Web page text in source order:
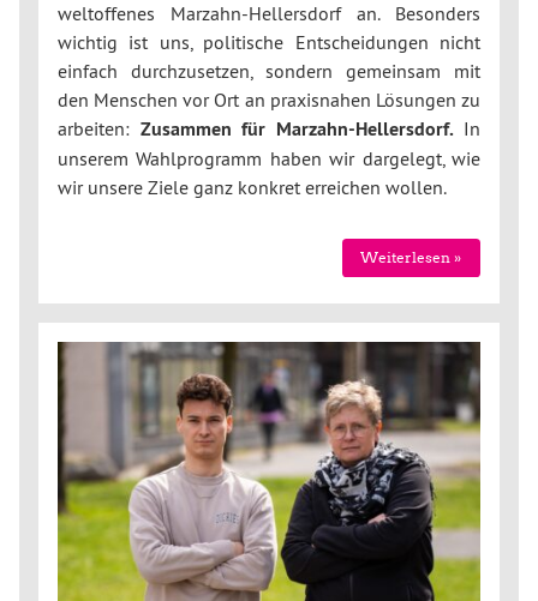
weltoffenes Marzahn-Hellersdorf an. Besonders
wichtig ist uns, politische Entscheidungen nicht
einfach durchzusetzen, sondern gemeinsam mit
den Menschen vor Ort an praxisnahen Lösungen zu
arbeiten: Zusammen für Marzahn-Hellersdorf.In
unserem Wahlprogramm haben wir dargelegt, wie
wir unsere Ziele ganz konkret erreichen wollen.
Weiterlesen »